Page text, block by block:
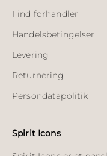
Find forhandler
Handelsbetingelser
Levering
Returnering
Persondatapolitik
Spirit Icons